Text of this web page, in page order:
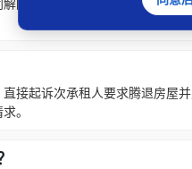
除后，转租合同随之终止，次承
接起诉次承租人要求腾退房屋
。